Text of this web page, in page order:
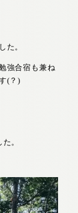
た。
強合宿も兼ね
(？)
。